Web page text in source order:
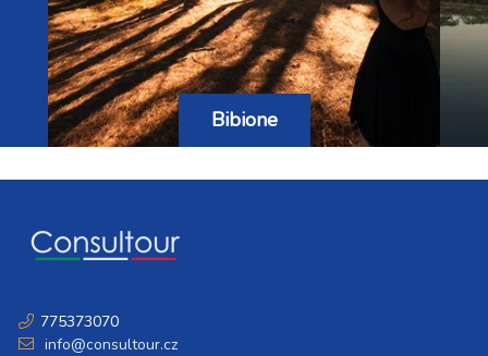
Bibione
775373070
info@consultour.cz